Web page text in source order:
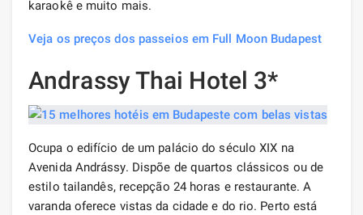
karaokê e muito mais.
Veja os preços dos passeios em Full Moon Budapest
Andrassy Thai Hotel 3*
Ocupa o edifício de um palácio do século XIX na
Avenida Andrássy. Dispõe de quartos clássicos ou de
estilo tailandês, recepção 24 horas e restaurante. A
varanda oferece vistas da cidade e do rio. Perto está